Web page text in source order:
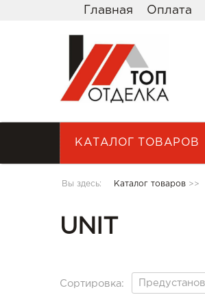
Главная Оплата
КАТАЛОГ ТОВАРОВ
Вы здесь: Каталог товаров >>
UNIT
Сортировка: